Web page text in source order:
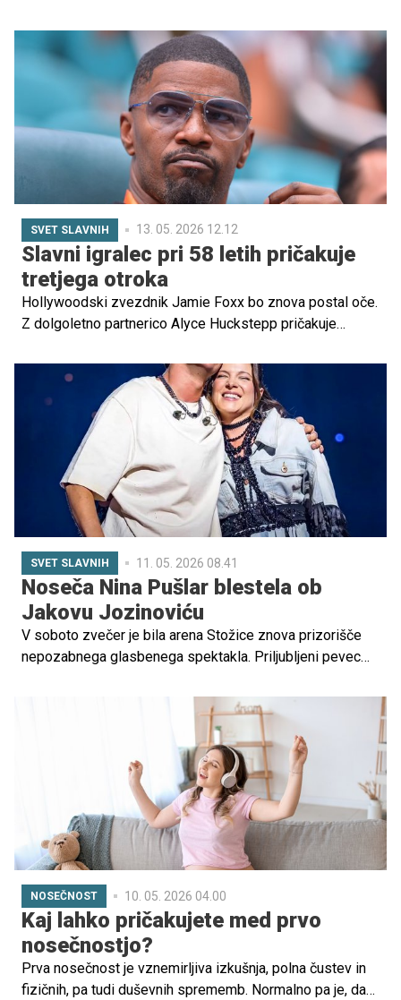
produktivnosti, temveč poudarja počitek, poslušanje
telesa in zmanjšanje stresa.
SVET SLAVNIH 13. 05. 2026 12.12
Slavni igralec pri 58 letih pričakuje
tretjega otroka
Hollywoodski zvezdnik Jamie Foxx bo znova postal oče.
Z dolgoletno partnerico Alyce Huckstepp pričakuje
SVET SLAVNIH 11. 05. 2026 08.41
Noseča Nina Pušlar blestela ob
Jakovu Jozinoviću
V soboto zvečer je bila arena Stožice znova prizorišče
nepozabnega glasbenega spektakla. Priljubljeni pevec
za eno največjih presenečenj večera pa je poskrbela
njegova glasbena gostja Nina Pušlar, ki trenutno pričakuje
NOSEČNOST 10. 05. 2026 04.00
Kaj lahko pričakujete med prvo
nosečnostjo?
Prva nosečnost je vznemirljiva izkušnja, polna čustev in
fizičnih, pa tudi duševnih sprememb. Normalno pa je, da